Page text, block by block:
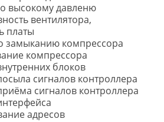
высокому давленю
вентилятора,
платы
замыканию компрессора
компрессора
блоков
сигналов контроллера
сигналов контроллера
адресов